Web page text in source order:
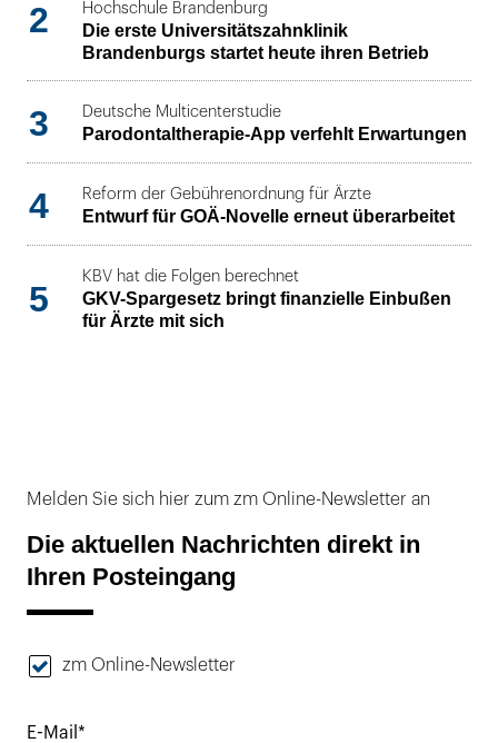
2 Hochschule Brandenburg
Die erste Universitätszahnklinik
Brandenburgs startet heute ihren Betrieb
3 Deutsche Multicenterstudie
Parodontaltherapie-App verfehlt Erwartungen
4 Reform der Gebührenordnung für Ärzte
Entwurf für GOÄ-Novelle erneut überarbeitet
5
KBV hat die Folgen berechnet
GKV-Spargesetz bringt finanzielle Einbußen
für Ärzte mit sich
Melden Sie sich hier zum zm Online-Newsletter an
Die aktuellen Nachrichten direkt in
Ihren Posteingang
zm Online-Newsletter
E-Mail*